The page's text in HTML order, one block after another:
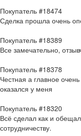
Покупатель #18474
Сделка прошла очень
Покупатель #18389
Все замечательно,
Покупатель #18378
Честная а главное
оказался у меня
Покупатель #18320
Всё сделал как и
сотрудничеству.